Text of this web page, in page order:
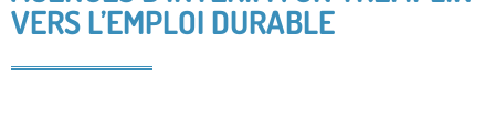
VERS L’EMPLOI DURABLE